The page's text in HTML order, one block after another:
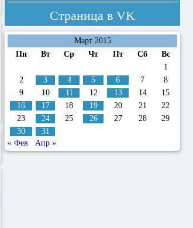
Страница в VK
Март 2015
Пн
Вт Ср Чт Пт Сб
Вс
1
2
3 4 5 6 7
8
9
10 11 12 13 14
15
16
17 18 19 20 21
22
23
24 25 26 27 28
29
30
31
« Фев
Апр »